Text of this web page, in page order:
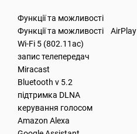
Функції та можливості
Функції та можливості AirPlay
Wi-Fi 5 (802.11ac)
запис телепередач
Miracast
Bluetooth v 5.2
підтримка DLNA
керування голосом
Amazon Alexa